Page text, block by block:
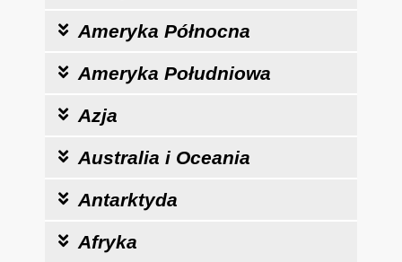
Ameryka Północna
Ameryka Południowa
Azja
Australia i Oceania
Antarktyda
Afryka